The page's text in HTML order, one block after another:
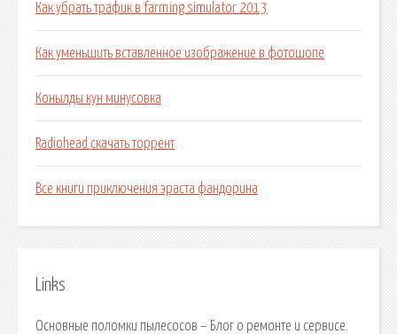
Как убрать трафик в farming simulator 2013
Как уменьшить вставленное изображение в фотошопе
Конылды кун минусовка
Radiohead скачать торрент
Все книги приключения эраста фандорина
Links
Основные поломки пылесосов – Блог о ремонте и сервисе.